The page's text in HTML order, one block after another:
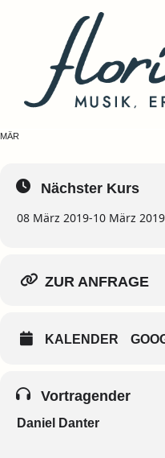
MÄR
ZUR ANFRAGE
Nächster Kurs
08 März 2019-10 März 2019
ZUR ANFRAGE
KALENDER
Vortragender
Daniel Danter